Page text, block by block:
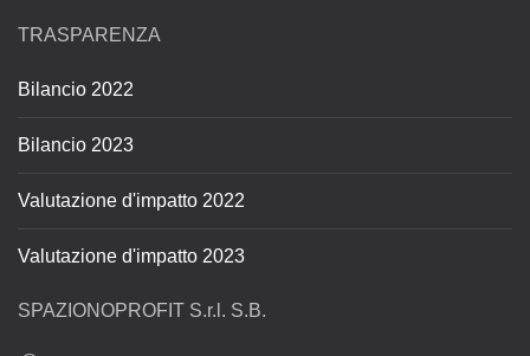
TRASPARENZA
Bilancio 2022
Bilancio 2023
Valutazione d'impatto 2022
Valutazione d'impatto 2023
SPAZIONOPROFIT S.r.l. S.B.